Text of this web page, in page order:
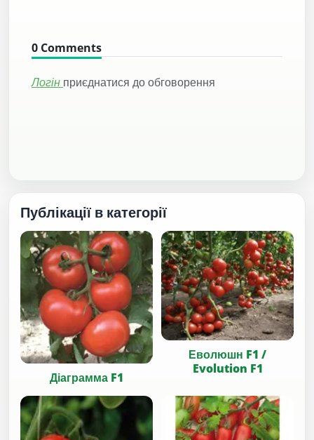
0 Comments
Логін приєднатися до обговорення
Публікації в категорії
Діаграмма F1
Еволюшн F1 /
Evolution F1